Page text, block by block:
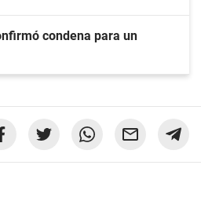
condena para un